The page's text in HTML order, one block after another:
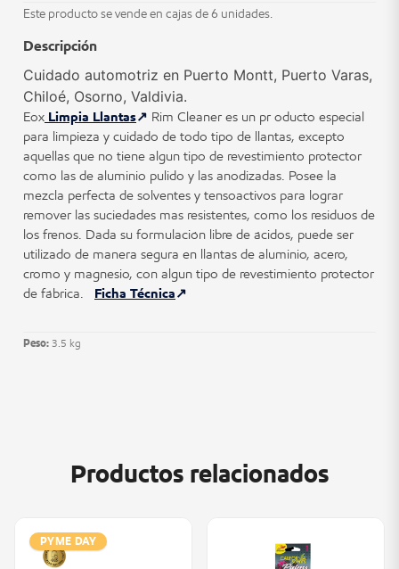
Este producto se vende en cajas de 6 unidades.
Descripción
Cuidado automotriz en Puerto Montt, Puerto Varas,
Chiloé, Osorno, Valdivia.
Eox Limpia Llantas
Rim Cleaner es un pr oducto especial
para limpieza y cuidado de todo tipo de llantas, excepto
aquellas que no tiene algun tipo de revestimiento protector
como las de aluminio pulido y las anodizadas. Posee la
mezcla perfecta de solventes y tensoactivos para lograr
remover las suciedades mas resistentes, como los residuos de
los frenos. Dada su formulación libre de ácidos, puede ser
utilizado de manera segura en llantas de aluminio, acero,
cromo y magnesio, con algun tipo de revestimiento protector
de fábrica. Ficha Técnica
Peso: 3.5 kg
Productos relacionados
PYME DAY